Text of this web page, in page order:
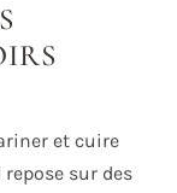
et cuire
sur des